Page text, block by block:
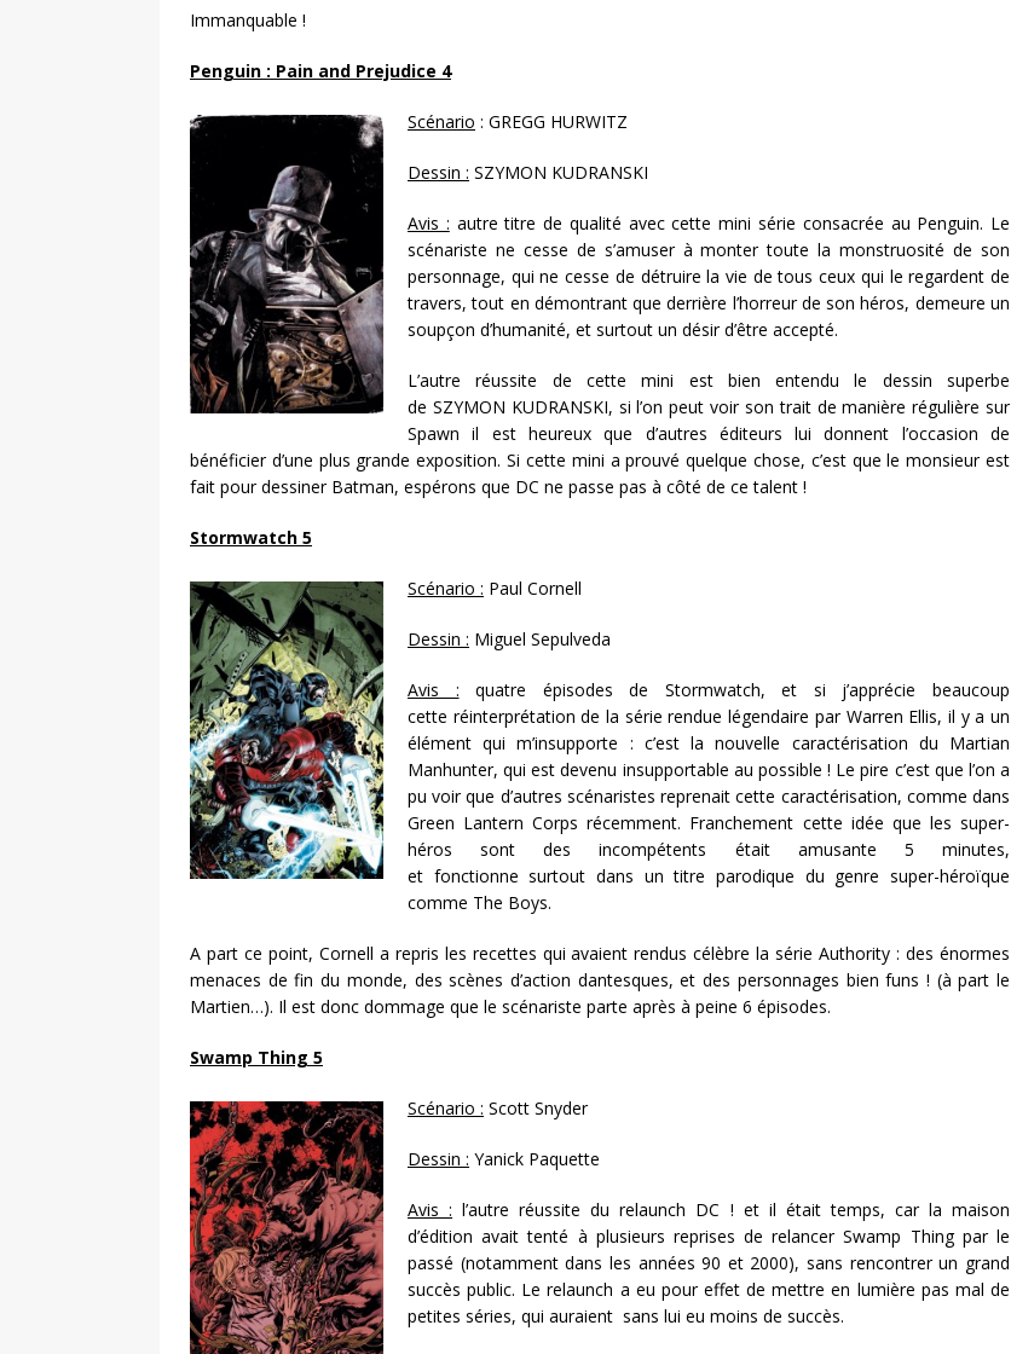
Immanquable !
Penguin : Pain and Prejudice 4
Scénario : GREGG HURWITZ
Dessin : SZYMON KUDRANSKI
Avis : autre titre de qualité avec cette mini série consacrée au Penguin. Le
scénariste ne cesse de s’amuser à monter toute la monstruosité de son
personnage, qui ne cesse de détruire la vie de tous ceux qui le regardent de
travers, tout en démontrant que derrière l’horreur de son héros, demeure un
soupçon d’humanité, et surtout un désir d’être accepté.
L’autre réussite de cette mini est bien entendu le dessin superbe
de SZYMON KUDRANSKI, si l’on peut voir son trait de manière régulière sur
Spawn il est heureux que d’autres éditeurs lui donnent l’occasion de
bénéficier d’une plus grande exposition. Si cette mini a prouvé quelque chose, c’est que le monsieur est
fait pour dessiner Batman, espérons que DC ne passe pas à côté de ce talent !
Stormwatch 5
Scénario : Paul Cornell
Dessin : Miguel Sepulveda
Avis : quatre épisodes de Stormwatch, et si j’apprécie beaucoup
cette réinterprétation de la série rendue légendaire par Warren Ellis, il y a un
élément qui m’insupporte : c’est la nouvelle caractérisation du Martian
Manhunter, qui est devenu insupportable au possible ! Le pire c’est que l’on a
pu voir que d’autres scénaristes reprenait cette caractérisation, comme dans
Green Lantern Corps récemment. Franchement cette idée que les super-
héros sont des incompétents était amusante 5 minutes,
et fonctionne surtout dans un titre parodique du genre super-héroïque
comme The Boys.
A part ce point, Cornell a repris les recettes qui avaient rendus célèbre la série Authority : des énormes
menaces de fin du monde, des scènes d’action dantesques, et des personnages bien funs ! (à part le
Martien…). Il est donc dommage que le scénariste parte après à peine 6 épisodes.
Swamp Thing 5
Scénario : Scott Snyder
Dessin : Yanick Paquette
Avis : l’autre réussite du relaunch DC ! et il était temps, car la maison
d’édition avait tenté à plusieurs reprises de relancer Swamp Thing par le
passé (notamment dans les années 90 et 2000), sans rencontrer un grand
succès public. Le relaunch a eu pour effet de mettre en lumière pas mal de
petites séries, qui auraient sans lui eu moins de succès.